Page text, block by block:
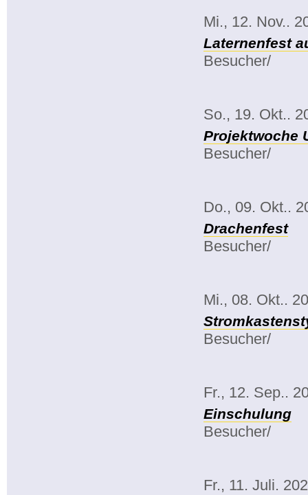
Mi., 12. Nov..
Laternenfest
Besucher/
So., 19. Okt..
Projektwoche
Besucher/
Do., 09. Okt..
Drachenfest
Besucher/
Mi., 08. Okt..
Besucher/
Fr., 12. Sep..
Einschulung
Besucher/
Fr., 11. Juli.